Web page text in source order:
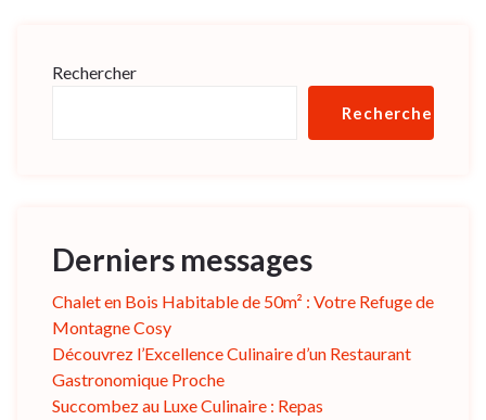
Rechercher
Rechercher
Derniers messages
Chalet en Bois Habitable de 50m² : Votre Refuge de
Montagne Cosy
Découvrez l’Excellence Culinaire d’un Restaurant
Gastronomique Proche
Succombez au Luxe Culinaire : Repas